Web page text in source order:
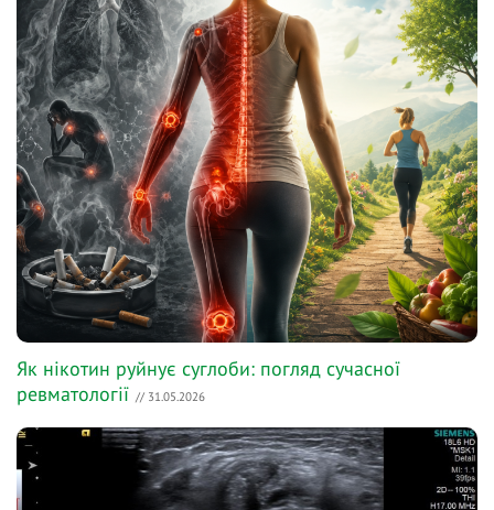
Як нікотин руйнує суглоби: погляд сучасної
ревматології // 31.05.2026